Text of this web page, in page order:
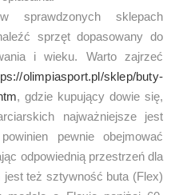
sklepach
sprzęt dopasowany do
i wieku. Warto zajrzeć
olimpiasport.pl/sklep/buty-
, gdzie kupujący dowie się,
najważniejsze jest
pewnie obejmować
odpowiednią przestrzeń dla
też sztywność buta (Flex)